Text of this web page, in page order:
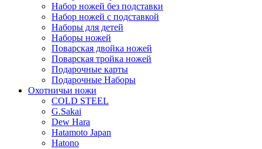
Набор ножей без подставки
Набор ножей с подставкой
Наборы для детей
Наборы ножей
Поварская двойка ножей
Поварская тройка ножей
Подарочные карты
Подарочные Наборы
Охотничьи ножи
COLD STEEL
G.Sakai
Dew Hara
Hatamoto Japan
Hatono